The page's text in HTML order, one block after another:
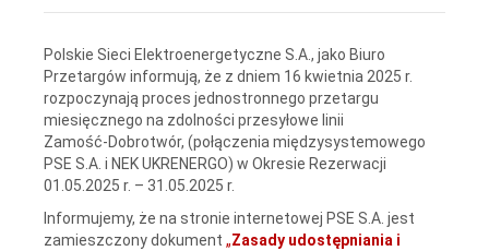
Polskie Sieci Elektroenergetyczne S.A., jako Biuro
Przetargów informują, że z dniem 16 kwietnia 2025 r.
rozpoczynają proces jednostronnego przetargu
miesięcznego na zdolności przesyłowe linii
Zamość‑Dobrotwór, (połączenia międzysystemowego
PSE S.A. i NEK UKRENERGO) w Okresie Rezerwacji
01.05.2025 r. – 31.05.2025 r.
Informujemy, że na stronie internetowej PSE S.A. jest
zamieszczony dokument „Zasady udostępniania i